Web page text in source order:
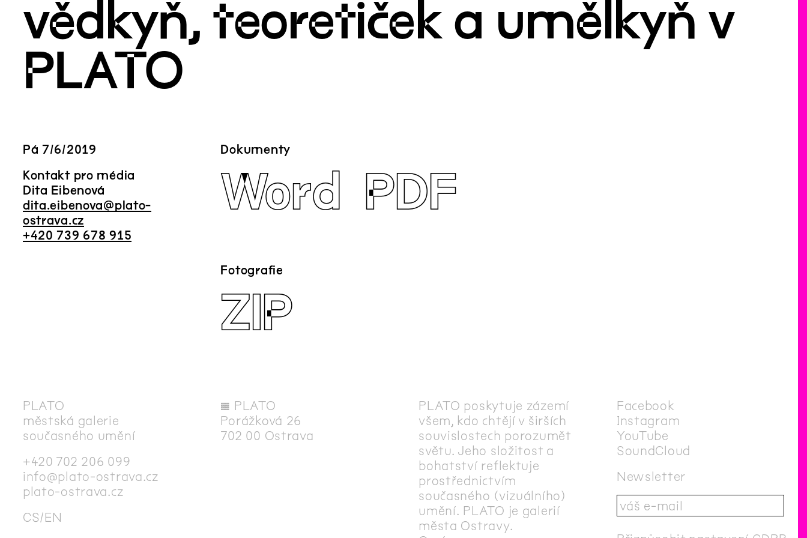
vědkyň, teoretiček a umělkyň v
PLATO
Pá 7/6/2019
Kontakt pro média
Dita Eibenová
dita.eibenova@plato-
ostrava.cz
+420 739 678 915
Dokumenty
Word PDF
Fotografie
ZIP
PLATO
městská galerie
současného umění
+420 702 206 099
info@plato-ostrava.cz
plato-ostrava.cz
CS EN
◊ PLATO
Porážková 26
702 00 Ostrava
PLATO poskytuje zázemí
všem, kdo chtějí v širších
souvislostech porozumět
světu. Jeho složitost a
bohatství reflektuje
prostřednictvím
současného (vizuálního)
umění. PLATO je galerií
města Ostravy.
Facebook
Instagram
YouTube
SoundCloud
Newsletter